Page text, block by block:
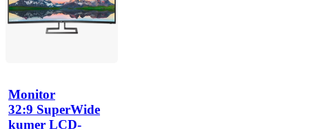
Monitor
32:9 SuperWide
kumer LCD-